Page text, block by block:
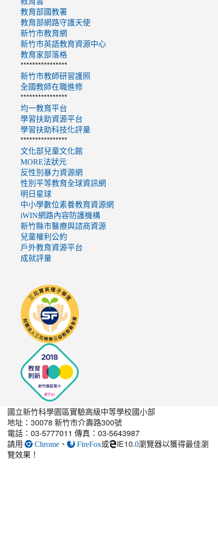
教育部國教署
教育部網路守護天使
新竹市教育網
新竹市英語教育資源中心
教育家部落格
****************
新竹市教師研習護照
全國教師在職進修
****************
均一教育平台
學習扶助資源平台
學習扶助科技化評量
****************
文化部兒童文化館
MORE法狀元
反性別暴力資源網
性別平等教育全球資訊網
明日星球
中小學數位素養教育資源網
iWIN網路內容防護機構
新竹縣市醫療與諮商資源
兒童權利公約
戶外教育資源平台
成就評量
http://seedschool.sunflower.org.tw/
國立新竹科學園區實驗高級中等學校國小部
地址：30078 新竹市介壽路300號
電話：03-5777011 傳真：03-5643987
請用
Chrome 、 FireFox或 IE10.0link
瀏覽器以獲得最佳瀏
覽效果！